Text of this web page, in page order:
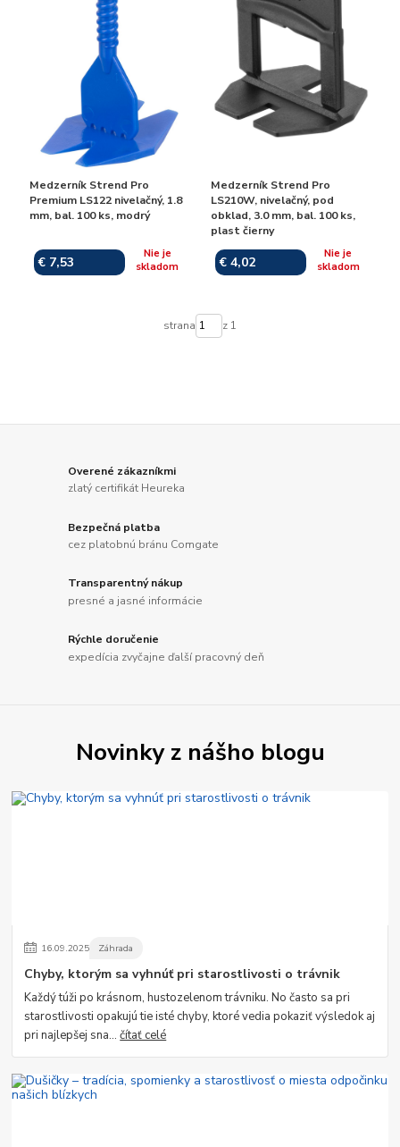
Medzerník Strend Pro
Premium LS122 nivelačný, 1.8
mm, bal. 100 ks, modrý
€ 7,53
Nie je
skladom
Medzerník Strend Pro
LS210W, nivelačný, pod
obklad, 3.0 mm, bal. 100 ks,
plast čierny
€ 4,02
Nie je
skladom
strana z 1
Overené zákazníkmi
zlatý certifikát Heureka
Bezpečná platba
cez platobnú bránu Comgate
Transparentný nákup
presné a jasné informácie
Rýchle doručenie
expedícia zvyčajne ďalší pracovný deň
Novinky z nášho blogu
16.09.2025 Záhrada
Chyby, ktorým sa vyhnúť pri starostlivosti o trávnik
Každý túži po krásnom, hustozelenom trávniku. No často sa pri
starostlivosti opakujú tie isté chyby, ktoré vedia pokaziť výsledok aj
pri najlepšej sna...čítať celé